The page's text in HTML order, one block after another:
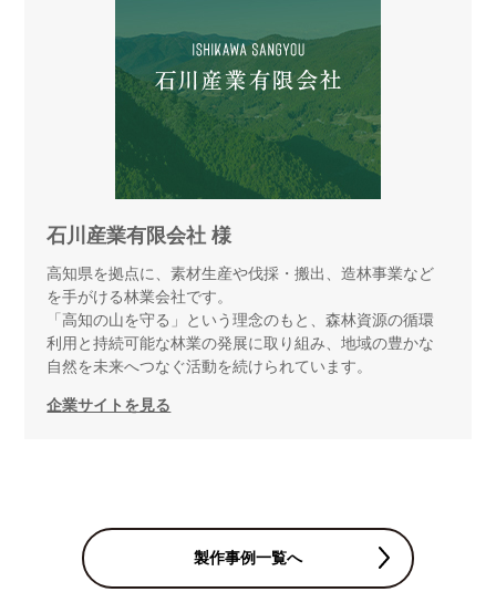
石川産業有限会社 様
高知県を拠点に、素材生産や伐採・搬出、造林事業など
を手がける林業会社です。
「高知の山を守る」という理念のもと、森林資源の循環
利用と持続可能な林業の発展に取り組み、地域の豊かな
自然を未来へつなぐ活動を続けられています。
企業サイトを見る
製作事例一覧へ